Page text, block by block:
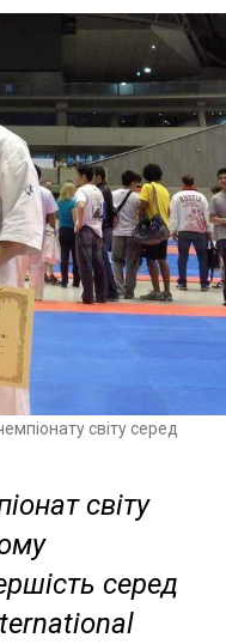
світу серед
світу
серед